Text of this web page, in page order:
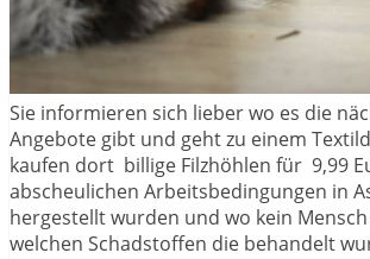
Sie informieren sich lieber wo es die
Angebote gibt und geht zu einem
kaufen dort billige Filzhöhlen für 9,99
abscheulichen Arbeitsbedingungen in
hergestellt wurden und wo kein
welchen Schadstoffen die behandelt